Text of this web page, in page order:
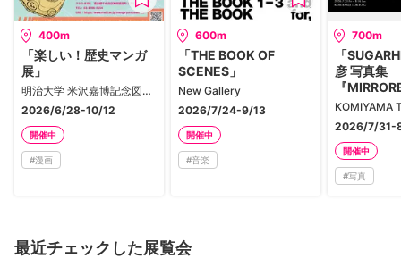
400m
「楽しい！歴史マンガ
展」
明治大学 米沢嘉博記念図書館・現代マンガ図書館
2026/6/28-10/12
開催中
#漫画
600m
「THE BOOK OF
SCENES」
New Gallery
2026/7/24-9/13
開催中
#音楽
700m
「
彦 写真集
『
記念展」
KOMIYAMA
2026/7/31-
開催中
#写真
最近チェックした展覧会